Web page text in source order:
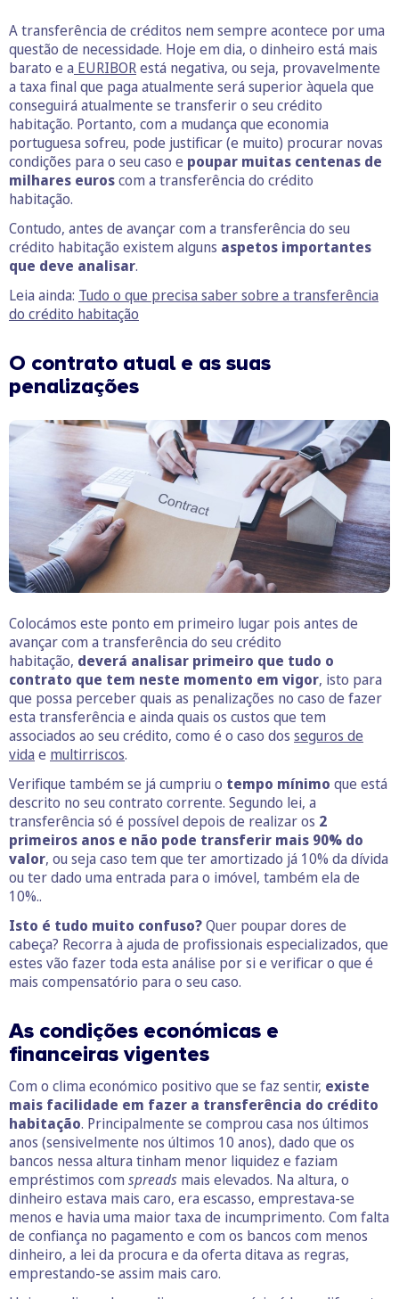
A transferência de créditos nem sempre acontece por uma
questão de necessidade. Hoje em dia, o dinheiro está mais
barato e a EURIBORestá negativa, ou seja, provavelmente
a taxa final que paga atualmente será superior àquela que
conseguirá atualmente se transferir o seu crédito
habitação. Portanto, com a mudança que economia
portuguesa sofreu, pode justificar (e muito) procurar novas
condições para o seu caso e poupar muitas centenas de
milhares euroscom a transferência do crédito
habitação.
Contudo, antes de avançar com a transferência do seu
crédito habitação existem alguns aspetos importantes
que deve analisar.
Leia ainda: Tudo o que precisa saber sobre a transferência
do crédito habitação
O contrato atual e as suas
penalizações
Colocámos este ponto em primeiro lugar pois antes de
avançar com a transferência do seu crédito
habitação, deverá analisar primeiro que tudo o
contrato que tem neste momento em vigor, isto para
que possa perceber quais as penalizações no caso de fazer
esta transferência e ainda quais os custos que tem
associados ao seu crédito, como é o caso dos seguros de
vida e multirriscos.
Verifique também se já cumpriu o tempo mínimo que está
descrito no seu contrato corrente. Segundo lei, a
transferência só é possível depois de realizar os 2
primeiros anos e não pode transferir mais 90% do
valor, ou seja caso tem que ter amortizado já 10% da dívida
ou ter dado uma entrada para o imóvel, também ela de
10%..
Isto é tudo muito confuso?Quer poupar dores de
cabeça? Recorra à ajuda de profissionais especializados, que
estes vão fazer toda esta análise por si e verificar o que é
mais compensatório para o seu caso.
As condições económicas e
financeiras vigentes
Com o clima económico positivo que se faz sentir, existe
mais facilidade em fazer a transferência do crédito
habitação. Principalmente se comprou casa nos últimos
anos (sensivelmente nos últimos 10 anos), dado que os
bancos nessa altura tinham menor liquidez e faziam
empréstimos com spreads mais elevados. Na altura, o
dinheiro estava mais caro, era escasso, emprestava-se
menos e havia uma maior taxa de incumprimento. Com falta
de confiança no pagamento e com os bancos com menos
dinheiro, a lei da procura e da oferta ditava as regras,
emprestando-se assim mais caro.